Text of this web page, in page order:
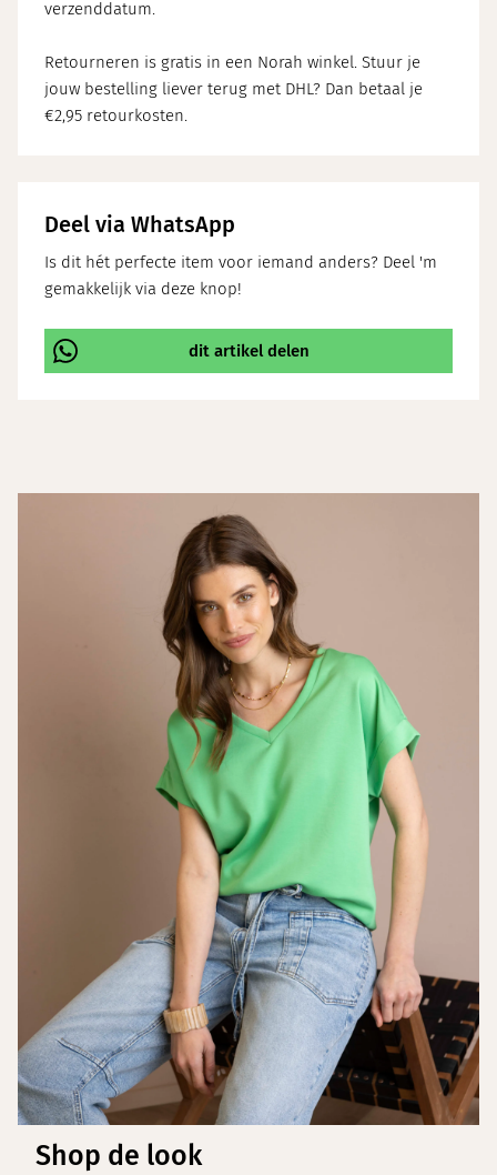
verzenddatum.
Retourneren is gratis in een Norah winkel. Stuur je
jouw bestelling liever terug met DHL? Dan betaal je
€2,95 retourkosten.
Deel via WhatsApp
Is dit hét perfecte item voor iemand anders? Deel 'm
gemakkelijk via deze knop!
dit artikel delen
Shop de look